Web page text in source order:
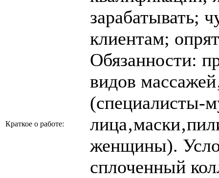
Краткое о работе:
зарабатывать;
клиентам;
Обязанности:
видов
(специалисты-
женщины).
сплоченный